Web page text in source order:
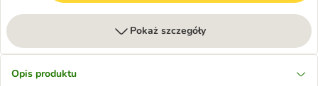
Pokaż szczegóły
Opis produktu